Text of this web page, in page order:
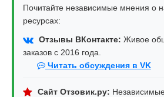
Почитайте независимые мнения о
ресурсах:
Отзывы ВКонтакте: Живое
заказов с 2016 года.
Читать обсуждения в VK
Сайт Отзовик.ру: